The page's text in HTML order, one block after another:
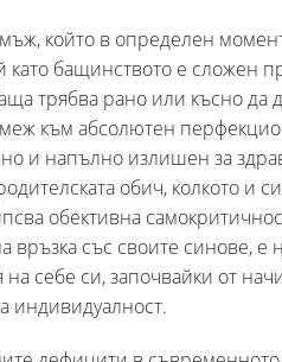
който в определен
като бащинството е сложен
трябва рано или късно да
към абсолютен
и напълно излишен за
обич, колкото и
обективна
връзка със своите синове,
себе си, започвайки от
индивидуалност.